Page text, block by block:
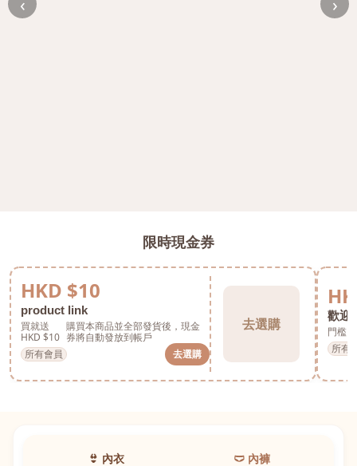
限時現金券
HKD $10
product link
買就送
HKD $10
購買本商品並全部發貨後，現金
券將自動發放到帳戶
所有會員
去選購
去選購
歡迎
門檻
所有
👙 內衣 🩲 內褲